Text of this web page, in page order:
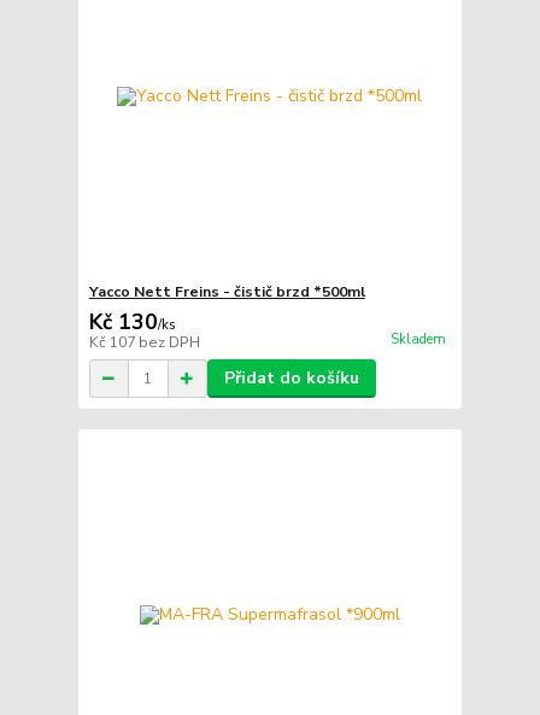
Yacco Nett Freins - čistič brzd *500ml
Kč 130/ks
Kč 107 bez DPH Skladem
Přidat do košíku